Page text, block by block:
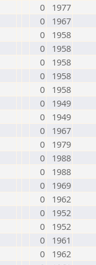
0
1977
0
1967
0
1958
0
1958
0
1958
0
1958
0
1958
0
1949
0
1949
0
1967
0
1979
0
1988
0
1988
0
1969
0
1962
0
1952
0
1952
0
1961
0
1962